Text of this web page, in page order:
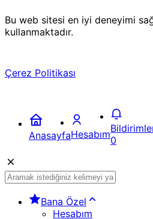
Bu web sitesi en iyi deneyimi
kullanmaktadır.
Çerez Politikası
AnasayfaHesabım0
Bana Özel
Hesabım